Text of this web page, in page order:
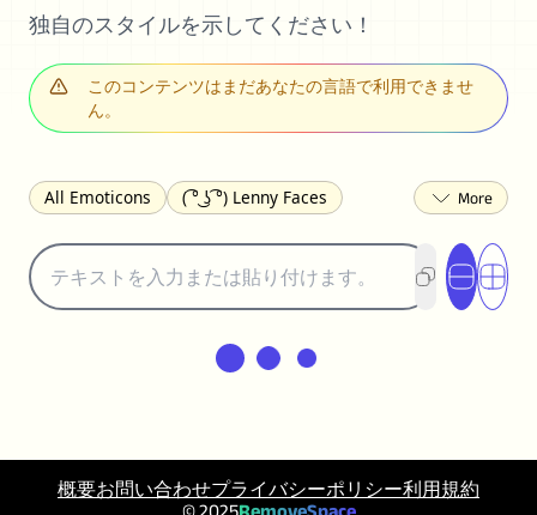
独自のスタイルを示してください！
このコンテンツはまだあなたの言語で利用できませ
ん。
All Emoticons
( ͡° ͜ʖ ͡°) Lenny Faces
¯\_(ツ)_/¯ Shrug
(◠‿◠)♡ Flirting
(ノಠ益ಠ)ノ Angry
(^‿^) Happy
(❀❛ᴗ❛) Blushing
ლ(•́•́ლ) Scared
(⊙_☉) Surprised
(♥‿♥) Love
© 2025RemoveSpace
概要お問い合わせプライバシーポリシー利用規約